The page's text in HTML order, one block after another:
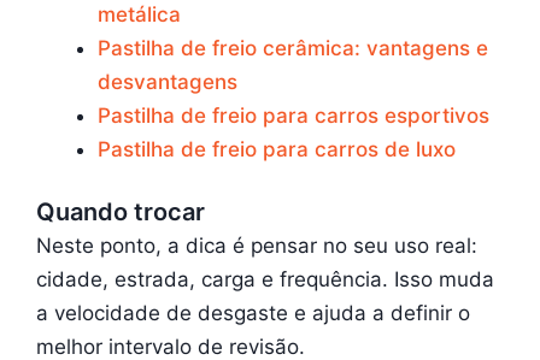
metálica
Pastilha de freio cerâmica: vantagens e
desvantagens
Pastilha de freio para carros esportivos
Pastilha de freio para carros de luxo
Quando trocar
Neste ponto, a dica é pensar no seu uso real:
cidade, estrada, carga e frequência. Isso muda
a velocidade de desgaste e ajuda a definir o
melhor intervalo de revisão.